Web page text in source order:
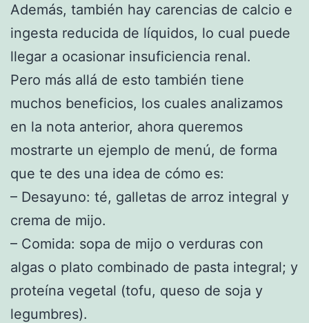
Además, también hay carencias de calcio e
ingesta reducida de líquidos, lo cual puede
llegar a ocasionar insuficiencia renal.
Pero más allá de esto también tiene
muchos beneficios, los cuales analizamos
en la nota anterior, ahora queremos
mostrarte un ejemplo de menú, de forma
que te des una idea de cómo es:
– Desayuno: té, galletas de arroz integral y
crema de mijo.
– Comida: sopa de mijo o verduras con
algas o plato combinado de pasta integral; y
proteína vegetal (tofu, queso de soja y
legumbres).